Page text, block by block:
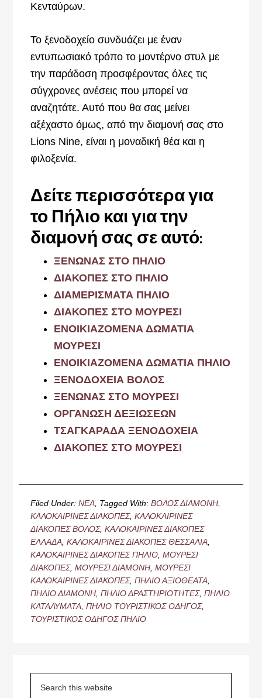
Κενταύρων.
Το ξενοδοχείο συνδυάζει με έναν
εντυπωσιακό τρόπο το μοντέρνο στυλ με
την παράδοση προσφέροντας όλες τις
σύγχρονες ανέσεις που μπορεί να
αναζητάτε. Αυτό που θα σας μείνει
αξέχαστο όμως, από την διαμονή σας στο
Lions Nine, είναι η μοναδική θέα και η
φιλοξενία.
Δείτε περισσότερα για
το Πήλιο και για την
διαμονή σας σε αυτό:
ΞΕΝΩΝΑΣ ΣΤΟ ΠΗΛΙΟ
ΔΙΑΚΟΠΕΣ ΣΤΟ ΠΗΛΙΟ
ΔΙΑΜΕΡΙΣΜΑΤΑ ΠΗΛΙΟ
ΔΙΑΚΟΠΕΣ ΣΤΟ ΜΟΥΡΕΣΙ
ΕΝΟΙΚΙΑΖΟΜΕΝΑ ΔΩΜΑΤΙΑ
ΜΟΥΡΕΣΙ
ΕΝΟΙΚΙΑΖΟΜΕΝΑ ΔΩΜΑΤΙΑ ΠΗΛΙΟ
ΞΕΝΟΔΟΧΕΙΑ ΒΟΛΟΣ
ΞΕΝΩΝΑΣ ΣΤΟ ΜΟΥΡΕΣΙ
ΟΡΓΑΝΩΣΗ ΔΕΞΙΩΣΕΩΝ
ΤΣΑΓΚΑΡΑΔΑ ΞΕΝΟΔΟΧΕΙΑ
ΔΙΑΚΟΠΕΣ ΣΤΟ ΜΟΥΡΕΣΙ
Filed Under:ΝΕΑ Tagged With:ΒΟΛΟΣ ΔΙΑΜΟΝΗ
ΚΑΛΟΚΑΙΡΙΝΕΣ ΔΙΑΚΟΠΕΣ,ΚΑΛΟΚΑΙΡΙΝΕΣ
ΔΙΑΚΟΠΕΣ ΒΟΛΟΣ,ΚΑΛΟΚΑΙΡΙΝΕΣ ΔΙΑΚΟΠΕΣ
ΕΛΛΑΔΑ ,ΚΑΛΟΚΑΙΡΙΝΕΣ ΔΙΑΚΟΠΕΣ ΘΕΣΣΑΛΙΑ
ΚΑΛΟΚΑΙΡΙΝΕΣ ΔΙΑΚΟΠΕΣ ΠΗΛΙΟ ,ΜΟΥΡΕΣΙ
ΔΙΑΚΟΠΕΣ,ΜΟΥΡΕΣΙ ΔΙΑΜΟΝΗ ,ΜΟΥΡΕΣΙ
ΚΑΛΟΚΑΙΡΙΝΕΣ ΔΙΑΚΟΠΕΣ,ΠΗΛΙΟ ΑΞΙΟΘΕΑΤΑ
ΠΗΛΙΟ ΔΙΑΜΟΝΗ ,ΠΗΛΙΟ ΔΡΑΣΤΗΡΙΟΤΗΤΕΣ,ΠΗΛΙΟ
ΚΑΤΑΛΥΜΑΤΑ ,ΠΗΛΙΟ ΤΟΥΡΙΣΤΙΚΟΣ ΟΔΗΓΟΣ,
ΤΟΥΡΙΣΤΙΚΟΣ ΟΔΗΓΟΣ ΠΗΛΙΟ
Sidebar